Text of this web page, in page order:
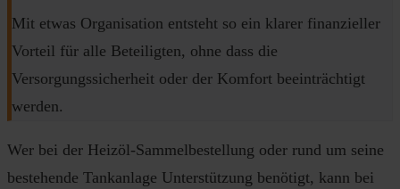
Mit etwas Organisation entsteht so ein klarer finanzieller
Vorteil für alle Beteiligten, ohne dass die
Versorgungssicherheit oder der Komfort beeinträchtigt
werden.
Wer bei der Heizöl-Sammelbestellung oder rund um seine
bestehende Tankanlage Unterstützung benötigt, kann bei